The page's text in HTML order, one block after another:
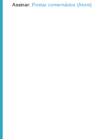
Assinar: Postar comentários (Atom)